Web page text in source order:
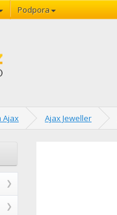
Podpora
Ajax Ajax Jeweller